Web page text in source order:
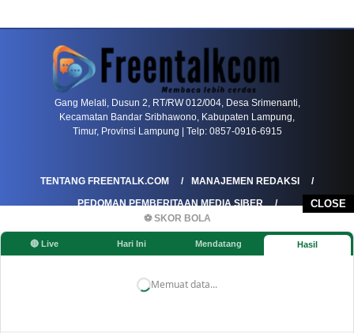
CLOSE
⚽ SKOR BOLA
🔴 Live Hari Ini Mendatang Hasil
Memuat data...
Gang Melati, Dusun 2, RT/RW 012/004, Desa Srimenanti,
Kecamatan Bandar Sribhawono, Kabupaten Lampung,
Timur, Provinsi Lampung | Telp: 0857-0916-6915
TENTANG FREENTALK.COM
MANAJEMEN REDAKSI
PEDOMAN PEMBERITAAN MEDIA SIBER
PEDOMAN PEMBERITAAN RAMAH ANAK
KOREKSI & KLARIFIKASI
KEBIJAKAN IKLAN / ADVERTORIAL